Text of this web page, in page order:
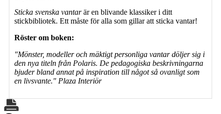
Sticka svenska vantarär en blivande klassiker i ditt
stickbibliotek. Ett måste för alla som gillar att sticka vantar!
Röster om boken:
"Mönster, modeller och mäktigt personliga vantar döljer sig i
den nya titeln från Polaris. De pedagogiska beskrivningarna
bjuder bland annat på inspiration till något så ovanligt som
en livsvante." Plaza Interiör